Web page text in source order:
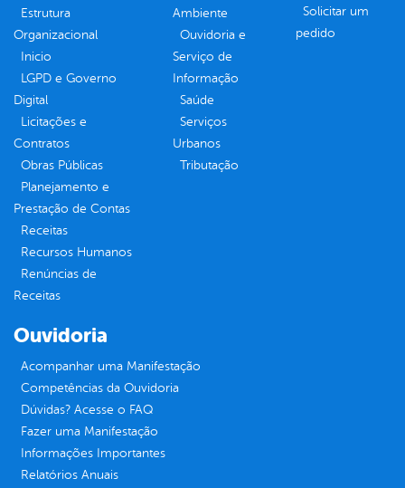
Estrutura
Organizacional
Inicio
LGPD e Governo
Digital
Licitações e
Contratos
Obras Públicas
Planejamento e
Prestação de Contas
Receitas
Recursos Humanos
Renúncias de
Receitas
Ambiente
Ouvidoria e
Serviço de
Informação
Saúde
Serviços
Urbanos
Tributação
Solicitar um
pedido
Ouvidoria
Acompanhar uma Manifestação
Competências da Ouvidoria
Dúvidas? Acesse o FAQ
Fazer uma Manifestação
Informações Importantes
Relatórios Anuais